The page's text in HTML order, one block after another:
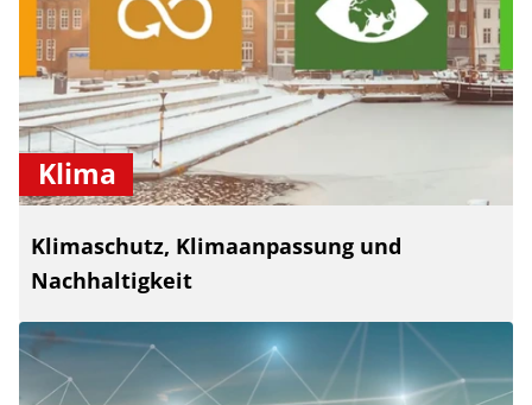
Klima
Klimaschutz, Klimaanpassung und
Nachhaltigkeit